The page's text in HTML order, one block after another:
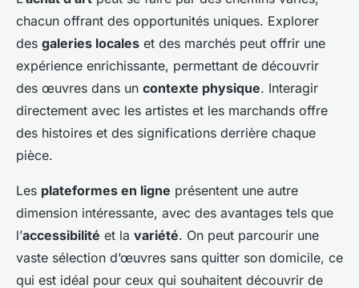
chacun offrant des opportunités uniques. Explorer
des galeries locales et des marchés peut offrir une
expérience enrichissante, permettant de découvrir
des œuvres dans un contexte physique. Interagir
directement avec les artistes et les marchands offre
des histoires et des significations derrière chaque
pièce.
Les plateformes en ligne présentent une autre
dimension intéressante, avec des avantages tels que
l’accessibilité et la variété. On peut parcourir une
vaste sélection d’œuvres sans quitter son domicile, ce
qui est idéal pour ceux qui souhaitent découvrir de